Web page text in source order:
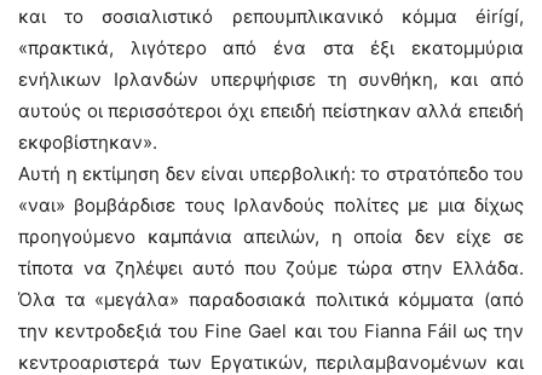
και το σοσιαλιστικό ρεπουμπλικανικό κόμμα éirígí,
«πρακτικά, λιγότερο από ένα στα έξι εκατομμύρια
ενήλικων Ιρλανδών υπερψήφισε τη συνθήκη, και από
αυτούς οι περισσότεροι όχι επειδή πείστηκαν αλλά επειδή
εκφοβίστηκαν».
Αυτή η εκτίμηση δεν είναι υπερβολική: το στρατόπεδο του
«ναι» βομβάρδισε τους Ιρλανδούς πολίτες με μια δίχως
προηγούμενο καμπάνια απειλών, η οποία δεν είχε σε
τίποτα να ζηλέψει αυτό που ζούμε τώρα στην Ελλάδα.
Όλα τα «μεγάλα» παραδοσιακά πολιτικά κόμματα (από
την κεντροδεξιά του Fine Gael και του Fianna Fáil ως την
κεντροαριστερά των Εργατικών, περιλαμβανομένων και